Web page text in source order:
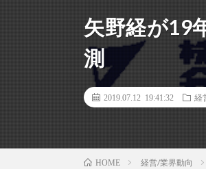
矢野経が19
測
2019.07.12 19:41:32 経
HOME 経営/業界動向